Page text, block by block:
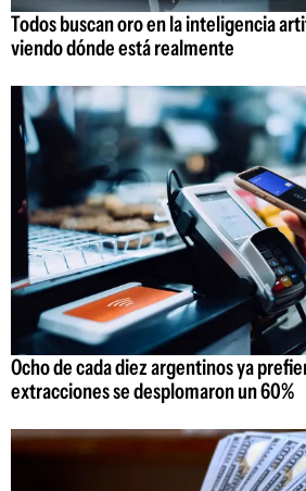
Todos buscan oro en la inteligencia
viendo dónde está realmente
Ocho de cada diez argentinos ya
extracciones se desplomaron un 60%